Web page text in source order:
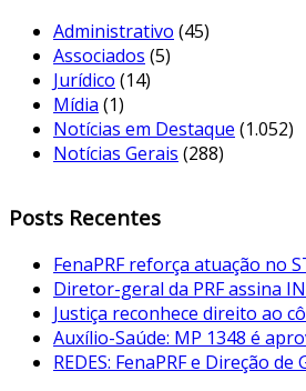
Administrativo (45)
Associados (5)
Jurídico (14)
Mídia (1)
Notícias em Destaque (1.052)
Notícias Gerais (288)
Posts Recentes
FenaPRF reforça atuação no
Diretor-geral da PRF assina
Justiça reconhece direito ao
Auxílio-Saúde: MP 1348 é
REDES: FenaPRF e Direção